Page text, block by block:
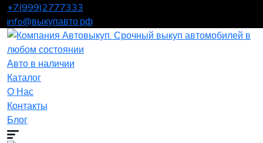
+7(999)2777333
info@выкупавто.рф
Авто в наличии
Каталог
О Нас
Контакты
Блог